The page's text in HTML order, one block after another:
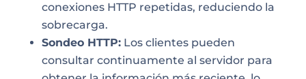
conexiones HTTP repetidas, reduciendo la
sobrecarga.
Sondeo HTTP:Los clientes pueden
consultar continuamente al servidor para